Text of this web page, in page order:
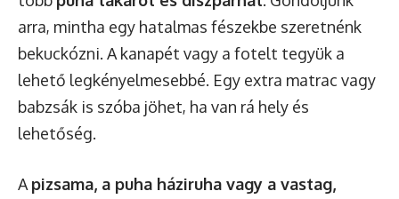
arra, mintha egy hatalmas fészekbe szeretnénk
bekuckózni. A kanapét vagy a fotelt tegyük a
lehető legkényelmesebbé. Egy extra matrac vagy
babzsák is szóba jöhet, ha van rá hely és
lehetőség.
A pizsama, a puha háziruha vagy a vastag,